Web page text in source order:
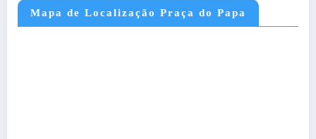
Mapa de Localização Praça do Papa